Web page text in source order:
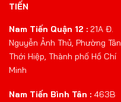
TIẾN
Nam Tiến Quận 12 : 21A Đ.
Nguyễn Ảnh Thủ, Phường Tân
Thới Hiệp, Thành phố Hồ Chí
Minh
Nam Tiến Bình Tân : 463B